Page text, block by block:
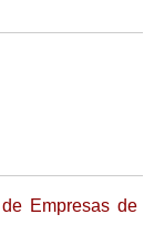
Empresas de